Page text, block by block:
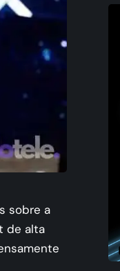
sobre a
de alta